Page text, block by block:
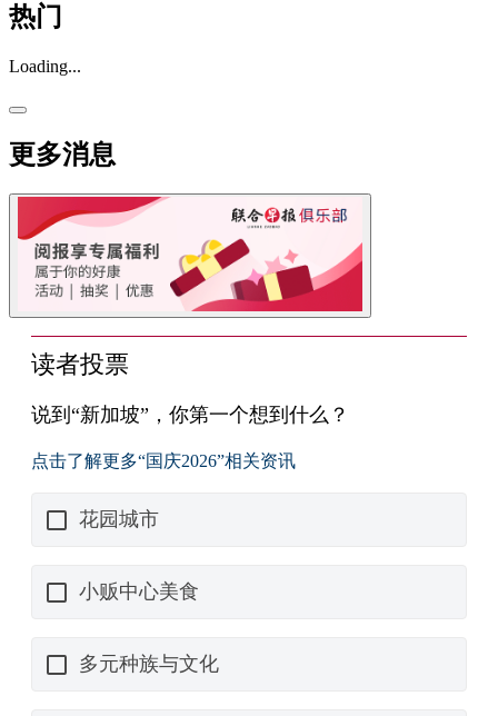
热门
Loading...
更多消息